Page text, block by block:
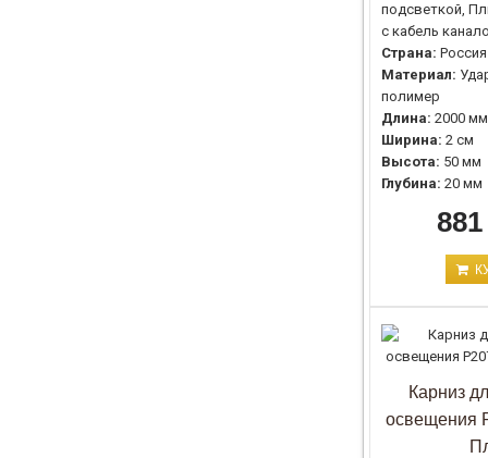
подсветкой,
с кабель
Страна: Россия
Материал:
полимер
Длина: 2000 мм
Ширина: 2 см
Высота: 50 мм
Глубина: 20 мм
Карниз
освещения